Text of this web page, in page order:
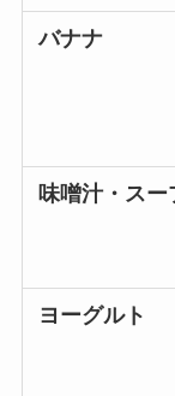
バナナ
味噌汁・スー
ヨーグルト